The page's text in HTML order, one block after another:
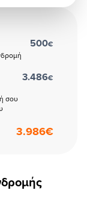
500€
σου
3.486€
3.986€